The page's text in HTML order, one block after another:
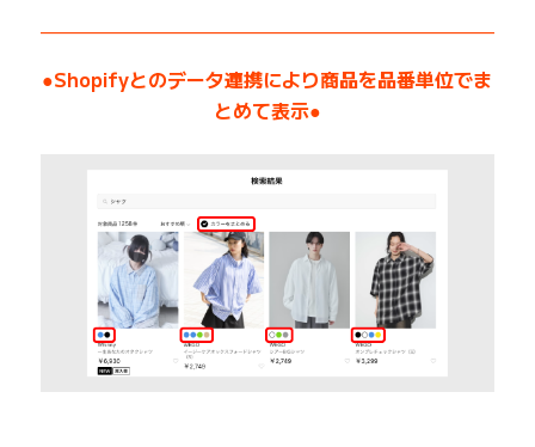
●Shopifyとのデータ連携により商品を品番単位でま
とめて表示●